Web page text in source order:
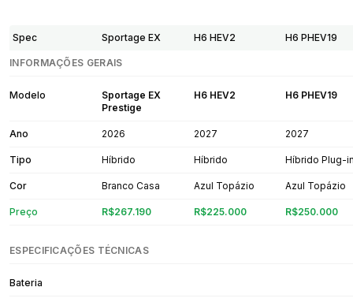
Spec Sportage EX H6 HEV2 H6 PHEV19
INFORMAÇÕES GERAIS
Modelo
Sportage EX
Prestige
H6 HEV2 H6 PHEV19
Ano 2026 2027 2027
Tipo Híbrido Híbrido Híbrido Plug-
Cor Branco Casa Azul Topázio Azul Topázio
Preço R$267.190 R$225.000 R$250.000
ESPECIFICAÇÕES TÉCNICAS
Bateria